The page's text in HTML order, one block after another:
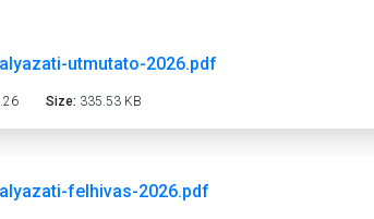
utmutato-2026.pdf
Size: 335.53 KB
felhivas-2026.pdf